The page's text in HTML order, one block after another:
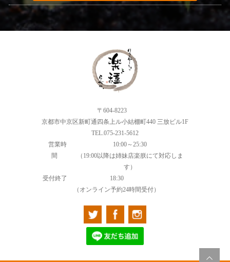
〒604-8223
京都市中京区新町通四条上ル小結棚町440 三放ビル1F
TEL.075-231-5612
営業時
間
10:00～25:30
（19:00以降は姉妹店楽朕にて対応しま
す）
受付終了
18:30
（オンライン予約24時間受付）